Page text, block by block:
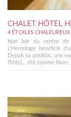
CHALET HÔTEL
4 ÉTOILES
Non loin du centre de
L'Hermitage bénéficie
Depuis sa position, une
l'hôtel... été comme hiver.